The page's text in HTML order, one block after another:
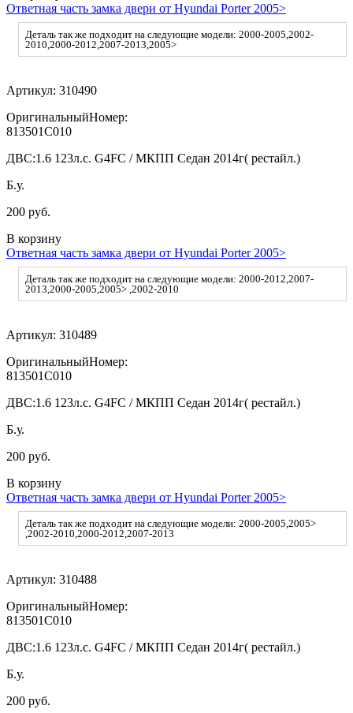
Ответная часть замка двери от Hyundai Porter 2005>
Деталь так же подходит на следующие модели: 2000-2005,2002-
2010,2000-2012,2007-2013,2005>
Артикул: 310490
ОригинальныйНомер:
813501C010
ДВС:1.6 123л.с. G4FC / МКПП Седан 2014г( рестайл.)
Б.у.
200 руб.
В корзину
Ответная часть замка двери от Hyundai Porter 2005>
Деталь так же подходит на следующие модели: 2000-2012,2007-
2013,2000-2005,2005> ,2002-2010
Артикул: 310489
ОригинальныйНомер:
813501C010
ДВС:1.6 123л.с. G4FC / МКПП Седан 2014г( рестайл.)
Б.у.
200 руб.
В корзину
Ответная часть замка двери от Hyundai Porter 2005>
Деталь так же подходит на следующие модели: 2000-2005,2005>
,2002-2010,2000-2012,2007-2013
Артикул: 310488
ОригинальныйНомер:
813501C010
ДВС:1.6 123л.с. G4FC / МКПП Седан 2014г( рестайл.)
Б.у.
200 руб.